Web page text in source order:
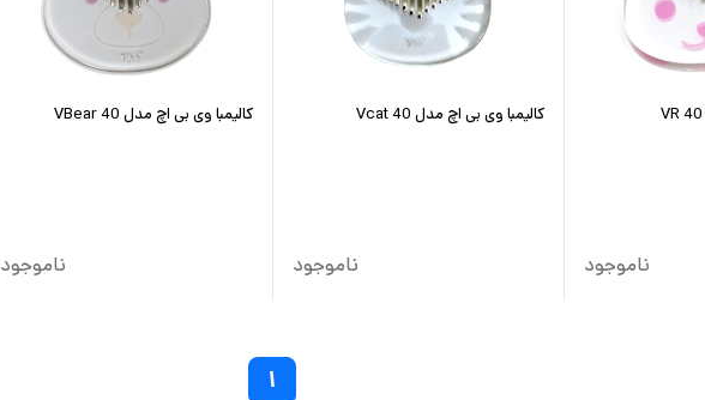
ناموجود
کالیمبا وی بی اچ مدل Vcat 40
ناموجود
کالیمبا وی بی اچ مدل VBear 40
ناموجود
۱